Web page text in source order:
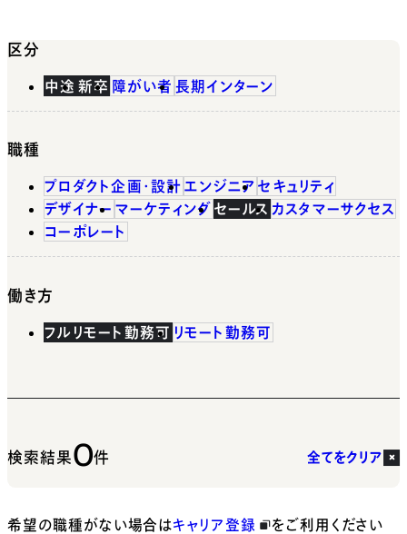
区分
中途 新卒 障がい者 長期インターン
職種
プロダクト企画・設計 エンジニア セキュリティ
デザイナー マーケティング セールス カスタマーサクセス
コーポレート
働き方
フルリモート勤務可 リモート勤務可
検索結果0件 全てをクリア
希望の職種がない場合はキャリア登録 をご利用ください